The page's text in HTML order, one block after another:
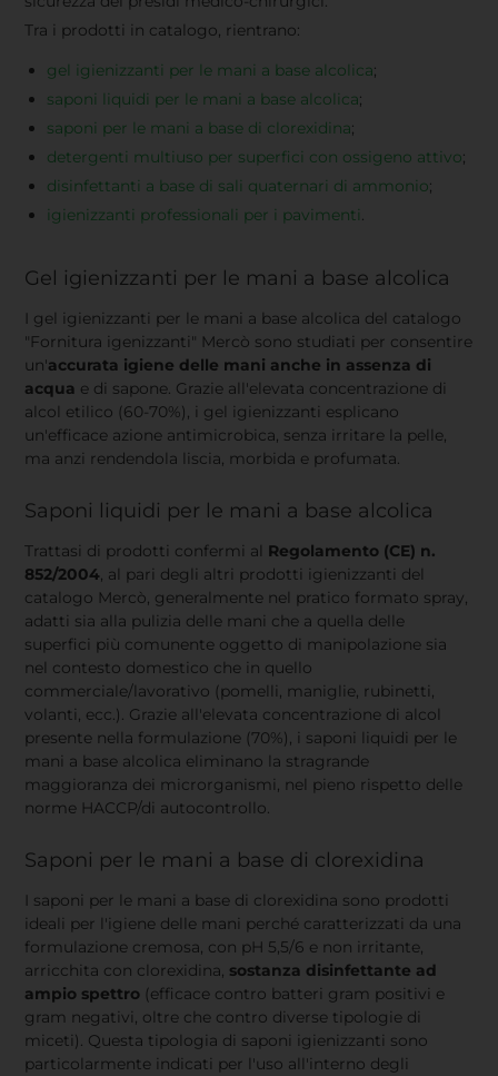
Tra i prodotti in catalogo, rientrano:
gel igienizzanti per le mani a base alcolica;
saponi liquidi per le mani a base alcolica;
saponi per le mani a base di clorexidina;
detergenti multiuso per superfici con ossigeno attivo;
disinfettanti a base di sali quaternari di ammonio;
igienizzanti professionali per i pavimenti.
Gel igienizzanti per le mani a base alcolica
I gel igienizzanti per le mani a base alcolica del catalogo
"Fornitura igenizzanti" Mercò sono studiati per consentire
un'accurata igiene delle mani anche in assenza di
acqua e di sapone. Grazie all'elevata concentrazione di
alcol etilico (60-70%), i gel igienizzanti esplicano
un'efficace azione antimicrobica, senza irritare la pelle,
ma anzi rendendola liscia, morbida e profumata.
Saponi liquidi per le mani a base alcolica
Trattasi di prodotti confermi al Regolamento (CE) n.
852/2004, al pari degli altri prodotti igienizzanti del
catalogo Mercò, generalmente nel pratico formato spray,
adatti sia alla pulizia delle mani che a quella delle
superfici più comunente oggetto di manipolazione sia
nel contesto domestico che in quello
commerciale/lavorativo (pomelli, maniglie, rubinetti,
volanti, ecc.). Grazie all'elevata concentrazione di alcol
presente nella formulazione (70%), i saponi liquidi per le
mani a base alcolica eliminano la stragrande
maggioranza dei microrganismi, nel pieno rispetto delle
norme HACCP/di autocontrollo.
Saponi per le mani a base di clorexidina
I saponi per le mani a base di clorexidina sono prodotti
ideali per l'igiene delle mani perché caratterizzati da una
formulazione cremosa, con pH 5,5/6 e non irritante,
arricchita con clorexidina, sostanza disinfettante ad
ampio spettro (efficace contro batteri gram positivi e
gram negativi, oltre che contro diverse tipologie di
miceti). Questa tipologia di saponi igienizzanti sono
particolarmente indicati per l'uso all'interno degli